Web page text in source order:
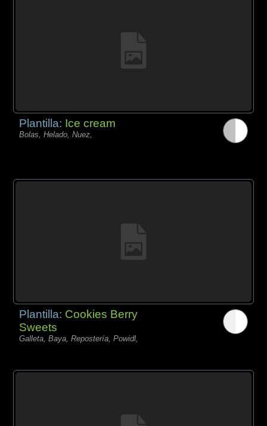
Plantilla: Ice cream
Bolas, Helado, Nuez,
Plantilla: Cookies Berry
Sweets
Galleta, Baya, Repostería, Powidl,